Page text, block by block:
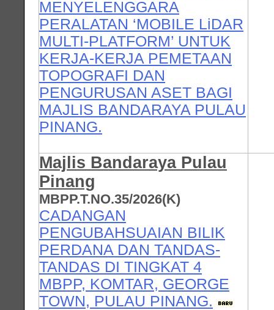
MENYELENGGARA
PERALATAN ‘MOBILE LiDAR
MULTI-PLATFORM’ UNTUK
KERJA-KERJA PEMETAAN
TOPOGRAFI DAN
PENGURUSAN ASET BAGI
MAJLIS BANDARAYA PULAU
PINANG.
Majlis Bandaraya Pulau
Pinang
MBPP.T.NO.35/2026(K)
CADANGAN
PENGUBAHSUAIAN BILIK
PERDANA DAN TANDAS-
TANDAS DI TINGKAT 4
MBPP, KOMTAR, GEORGE
TOWN, PULAU PINANG.